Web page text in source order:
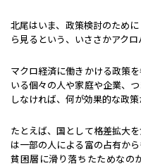
北尾はいま、政策検討のため
ら見るという、いささかアクロ
マクロ経済に働きかける政策
いる個々の人や家庭や企業、
しなければ、何が効果的な政策
たとえば、国として格差拡大
は一部の人による富の占有か
貧困層に滑り落ちたためなの